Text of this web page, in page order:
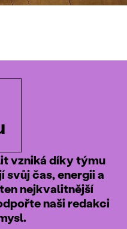
vzniká díky týmu
čas, energii a
nejkvalitnější
naši redakci